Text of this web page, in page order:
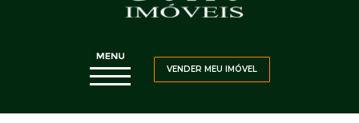
VENDER MEU IMÓVEL